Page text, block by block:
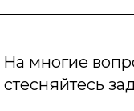
многие
стесняйтесь